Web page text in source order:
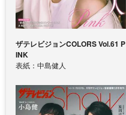
ザテレビジョンCOLORS Vol.61 P
INK
表紙：中島健人